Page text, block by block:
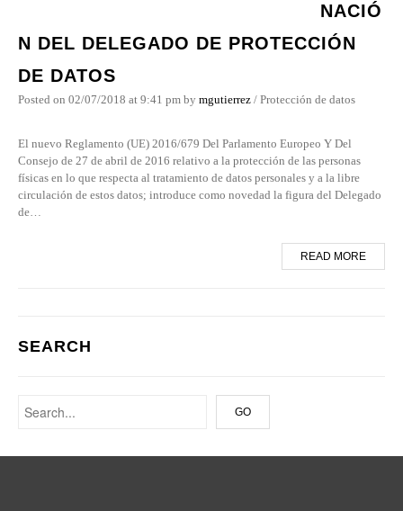
NACIÓ
N DEL DELEGADO DE PROTECCIÓN
DE DATOS
Posted on 02/07/2018 at 9:41 pm by mgutierrez / Protección de datos
El nuevo Reglamento (UE) 2016/679 Del Parlamento Europeo Y Del
Consejo de 27 de abril de 2016 relativo a la protección de las personas
físicas en lo que respecta al tratamiento de datos personales y a la libre
circulación de estos datos; introduce como novedad la figura del Delegado
de…
READ MORE
SEARCH